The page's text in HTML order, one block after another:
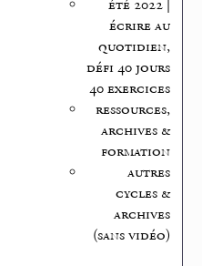
été 2022 |
écrire au
quotidien,
défi 40 jours
40 exercices
ressources,
archives &
formation
autres
cycles &
archives
(sans vidéo)